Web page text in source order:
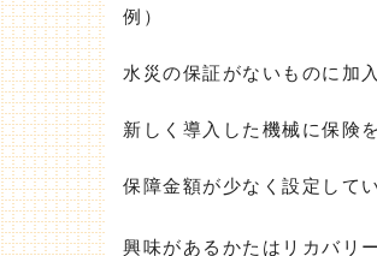
例）
水災の保証がないものに加
新しく導入した機械に保険
保障金額が少なく設定してい
興味があるかたはリカバリ